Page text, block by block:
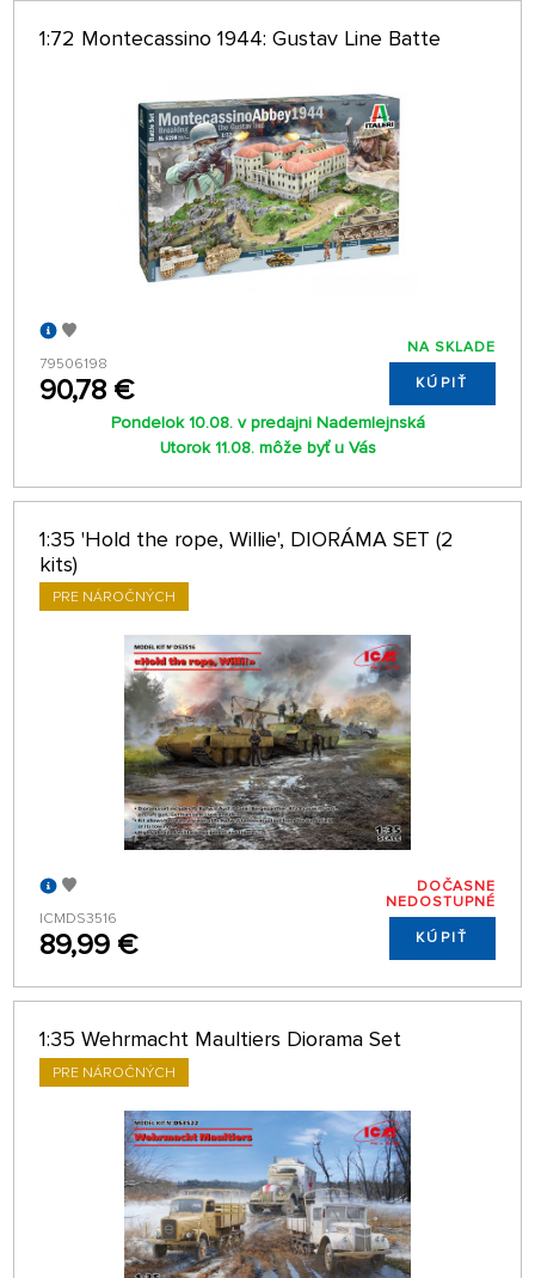
1:72 Montecassino 1944: Gustav Line Batte
79506198
90,78 €
NA SKLADE
KÚPIŤ
Pondelok 10.08. v predajni Nademlejnská
Utorok 11.08. môže byť u Vás
1:35 'Hold the rope, Willie', DIORÁMA SET (2
kits)
PRE NÁROČNÝCH
ICMDS3516
89,99 €
DOČASNE
NEDOSTUPNÉ
KÚPIŤ
1:35 Wehrmacht Maultiers Diorama Set
PRE NÁROČNÝCH